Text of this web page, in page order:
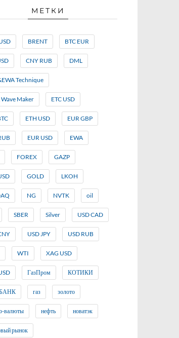
МЕТКИ
BRENT BTC EUR
CNY RUB DML
Technique
Maker ETC USD
ETH USD EUR GBP
EUR USD EWA
FOREX GAZP
GOLD LKOH
NG NVTK oil
SBER Silver USD CAD
USD JPY USD RUB
WTI XAG USD
ГазПром КОТИКИ
газ золото
валюты нефть новатэк
рынок